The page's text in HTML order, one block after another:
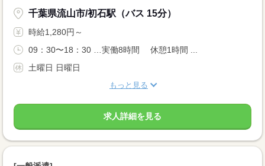
千葉県流山市/初石駅（バス 15分）
時給1,280円～
09：30〜18：30 …実働8時間 休憩1時間 ...
土曜日 日曜日
もっと見る
求人詳細を見る